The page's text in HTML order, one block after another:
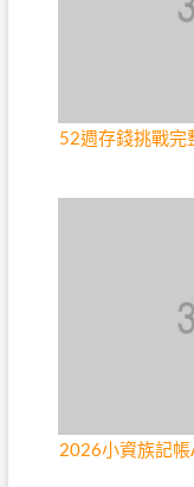
52週存錢挑戰完
2026小資族記